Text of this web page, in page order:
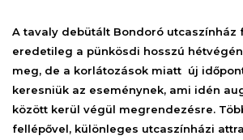
A tavaly debütált Bondoró utcaszínház
eredetileg a pünkösdi hosszú
meg, de a korlátozások miatt új
keresniük az eseménynek, ami idén
között kerül végül megrendezésre.
fellépővel, különleges utcaszínházi